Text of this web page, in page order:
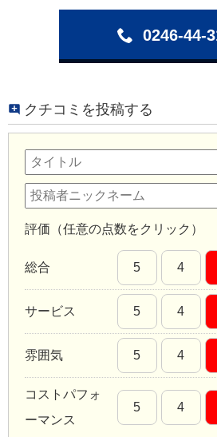
0246-44-
クチコミを投稿する
評価（任意の点数をクリック）
総合 5 4
サービス 5 4
雰囲気 5 4
コストパフォ
ーマンス
5 4